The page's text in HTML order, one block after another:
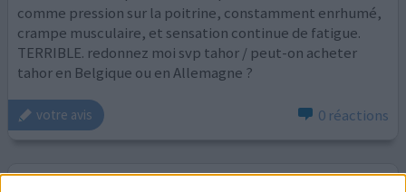
comme pression sur la poitrine, constamment enrhumé,
crampe musculaire, et sensation continue de fatigue.
TERRIBLE. redonnez moi svp tahor / peut-on acheter
tahor en Belgique ou en Allemagne ?
votre avis 0 réactions